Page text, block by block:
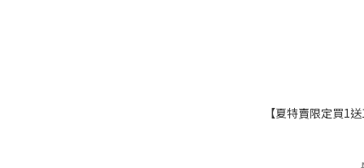
【夏特賣限定買1